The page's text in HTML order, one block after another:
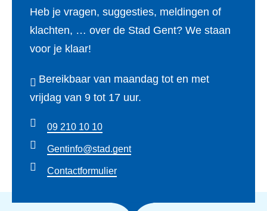
Heb je vragen, suggesties, meldingen of
klachten, … over de Stad Gent? We staan
voor je klaar!
Bereikbaar van maandag tot en met
vrijdag van 9 tot 17 uur.
09 210 10 10
Gentinfo@stad.gent
Contactformulier